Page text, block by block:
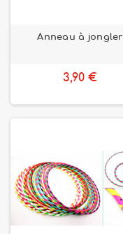
Anneau à jongler
3,90 €